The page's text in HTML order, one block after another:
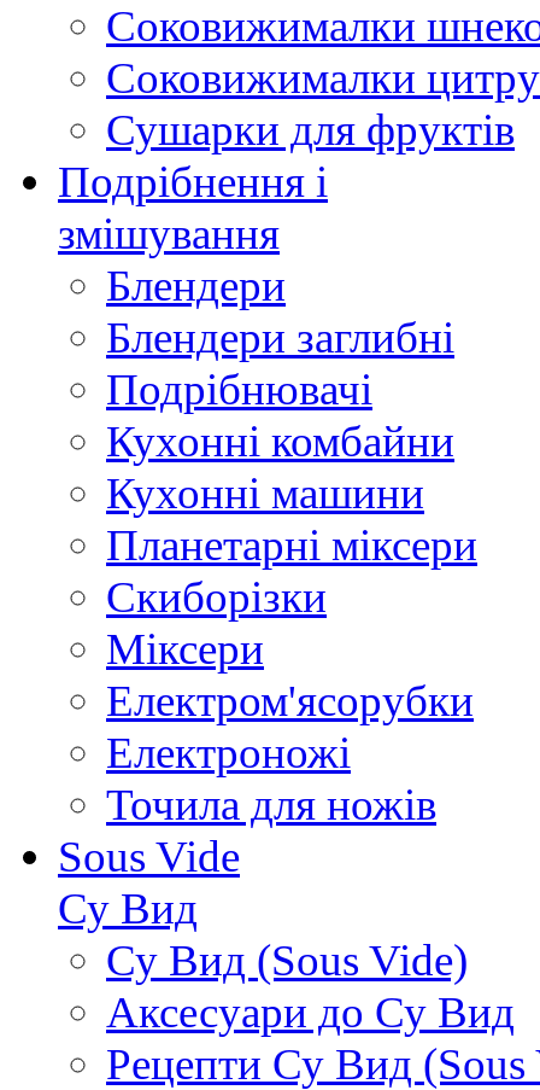
Соковижималки
Соковижималки
Сушарки для фруктів
Подрібнення і
змішування
Блендери
Блендери заглибні
Подрібнювачі
Кухонні комбайни
Кухонні машини
Планетарні міксери
Скиборізки
Міксери
Електром'ясорубки
Електроножі
Точила для ножів
Sous Vide
Су Вид
Су Вид (Sous Vide)
Аксесуари до Су Вид
Рецепти Су Вид (Sous